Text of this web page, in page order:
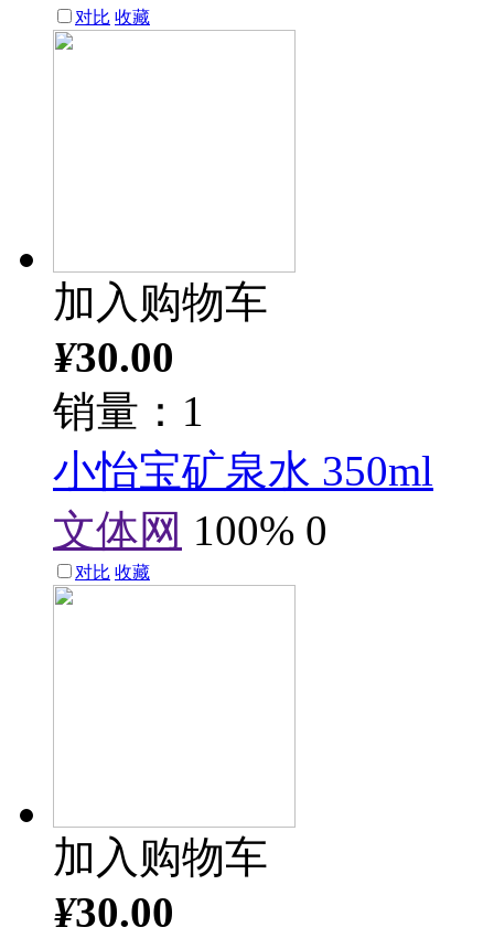
对比 收藏
加入购物车
¥30.00
销量：1
小怡宝矿泉水 350ml
文体网 100% 0
对比 收藏
加入购物车
¥30.00